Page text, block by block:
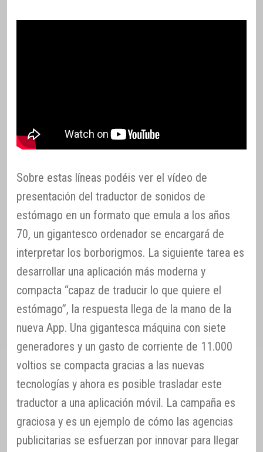
Sobre estas líneas podéis ver el vídeo de
presentación del traductor de sonidos de
estómago en un formato que emula a los años
70, un gigantesco ordenador se encargará de
interpretar los borborigmos. La siguiente tarea es
desarrollar una aplicación más moderna y
compacta “capaz de traducir lo que quiere el
estómago”, la respuesta llega de la mano de la
nueva App. Una gigantesca máquina con siete
generadores y un gasto de corriente de 11.000
voltios se compacta gracias a las nuevas
tecnologías y ahora es posible trasladar este
traductor a una aplicación móvil. La campaña es
graciosa y es un ejemplo de cómo las agencias
publicitarias se esfuerzan por innovar para llegar